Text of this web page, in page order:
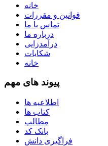
خانه
قوانین و مقررات
تماس با ما
درباره ما
درآمدزایی
شکایات
خانه
پیوند های مهم
اطلاعیه ها
کتاب ها
مطالب
بانک کد
فراگیری دانش